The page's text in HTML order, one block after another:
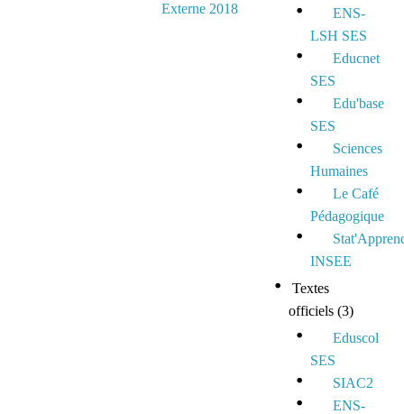
Externe 2018
ENS-
LSH SES
Educnet
SES
Edu'base
SES
Sciences
Humaines
Le Café
Pédagogique
INSEE
Textes
officiels (3)
Eduscol
SES
SIAC2
ENS-